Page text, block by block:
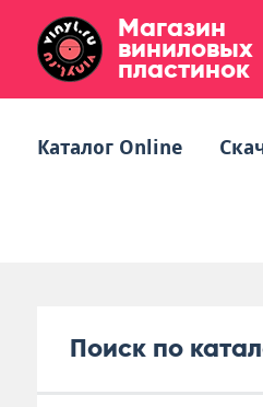
Магазин
виниловых
пластинок
Каталог Online
Поиск по